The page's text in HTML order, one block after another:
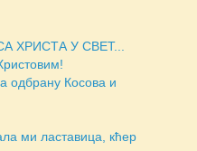
ХРИСТА У СВЕТ...
одбрану Косова и
ми ластавица, кћер